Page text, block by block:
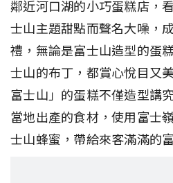
鄰近河口湖的小巧蛋糕店，
士山主題甜點而聲名大噪，
禮，無論是富士山造型的蛋
士山的布丁，都賞心悅目又
富士山」的蛋糕不僅造型講
當地出產的食材，使用富士
士山蜂蜜，帶給來客滿滿的